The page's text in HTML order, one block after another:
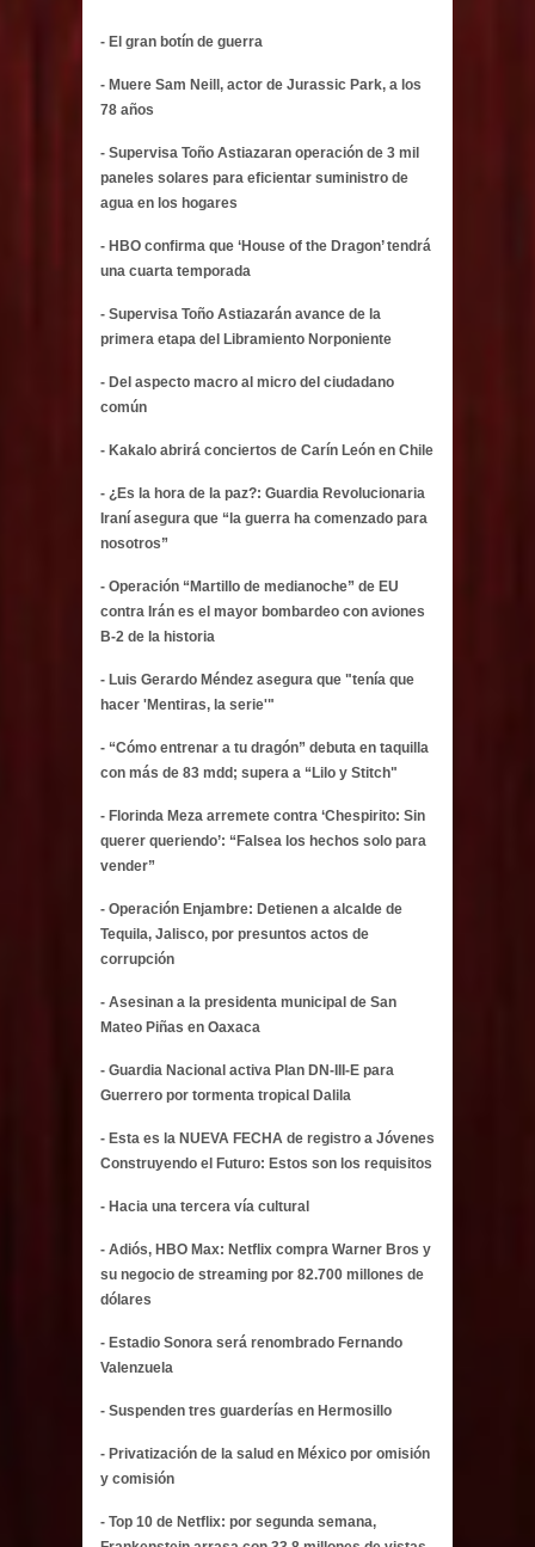
- El gran botín de guerra
- Muere Sam Neill, actor de Jurassic Park, a los
78 años
- Supervisa Toño Astiazaran operación de 3 mil
paneles solares para eficientar suministro de
agua en los hogares
- HBO confirma que ‘House of the Dragon’ tendrá
una cuarta temporada
- Supervisa Toño Astiazarán avance de la
primera etapa del Libramiento Norponiente
- Del aspecto macro al micro del ciudadano
común
- Kakalo abrirá conciertos de Carín León en Chile
- ¿Es la hora de la paz?: Guardia Revolucionaria
Iraní asegura que “la guerra ha comenzado para
nosotros”
- Operación “Martillo de medianoche” de EU
contra Irán es el mayor bombardeo con aviones
B-2 de la historia
- Luis Gerardo Méndez asegura que "tenía que
hacer 'Mentiras, la serie'"
- “Cómo entrenar a tu dragón” debuta en taquilla
con más de 83 mdd; supera a “Lilo y Stitch"
- Florinda Meza arremete contra ‘Chespirito: Sin
querer queriendo’: “Falsea los hechos solo para
vender”
- Operación Enjambre: Detienen a alcalde de
Tequila, Jalisco, por presuntos actos de
corrupción
- Asesinan a la presidenta municipal de San
Mateo Piñas en Oaxaca
- Guardia Nacional activa Plan DN-III-E para
Guerrero por tormenta tropical Dalila
- Esta es la NUEVA FECHA de registro a Jóvenes
Construyendo el Futuro: Estos son los requisitos
- Hacia una tercera vía cultural
- Adiós, HBO Max: Netflix compra Warner Bros y
su negocio de streaming por 82.700 millones de
dólares
- Estadio Sonora será renombrado Fernando
Valenzuela
- Suspenden tres guarderías en Hermosillo
- Privatización de la salud en México por omisión
y comisión
- Top 10 de Netflix: por segunda semana,